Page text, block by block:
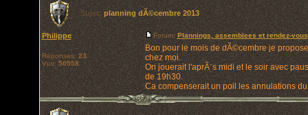
Sujet:planning dÃ©cembre 2013
Philippe
Réponses:23
Vus:50558
Forum:Plannings, assemblees et rendez-vous
Bon pour le mois de dÃ©cembre je
chez moi.
On jouerait l'aprÃ¨s midi et le soir avec
de 19h30.
Ca compenserait un poil les annulations du